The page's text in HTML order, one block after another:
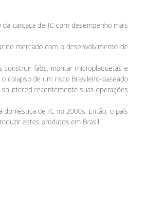
carcaça de IC com desempenho mais
no mercado com o desenvolvimento de
fabs, montar microplaquetas e
colapso de um risco Brasileiro-baseado
shuttered recentemente suas operações
de IC no 2000s. Então, o país
estes produtos em Brasil.